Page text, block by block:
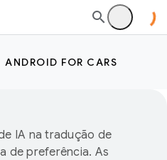
ANDROID FOR CARS
IA na tradução de
de preferência. As